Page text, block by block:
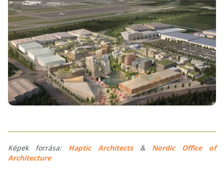
Képek forrása: Haptic Architects& Nordic Office of
Architecture